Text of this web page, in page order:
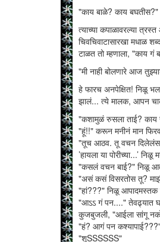
"काय बाळे? काय बघतीस?"
त्याच्या कपाळावरल्या
चिवचिवाटासारखा मधाळ
टाळत तो म्हणाला, "काय
"मी नाही बोलणारे आज
हे फारच अनपेक्षित! निळू
झालं... त्ये मालक, आपन
"कशामुळं रुसला ताई? काय
"हूं!!" करून मनीनं मान
"तूच आठव. तू वचन दिलेलंस
’हायला या पोरीच्या...’
"कसलं वचन बाई?" निळू
"असं कसं विसरतोस तू?
"हां???" निळू आपादमस्तक
"आऽऽ गं पन...." तेवढ्यात
कुजबुजली, "आईला सांगू
"हं? आगं पन
"शूSSSSSS"